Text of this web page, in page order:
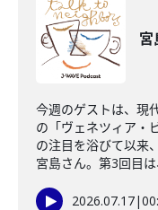
宮
今週のゲストは、現
の「ヴェネツィア・
の注目を浴びて以来
宮島さん。第3回目
2026.07.17|